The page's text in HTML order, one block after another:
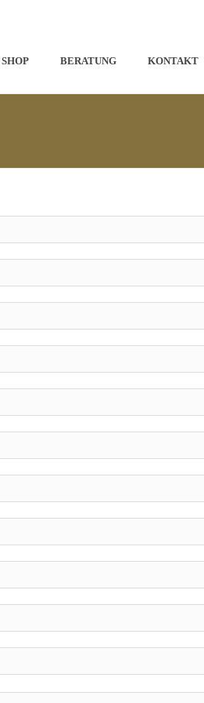
SHOP BERATUNG KONTAKT